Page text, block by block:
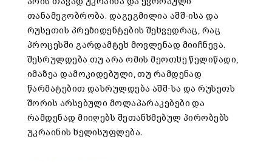
თანამეგობრობა. დაგეგმილია აშშ-ისა და
რუსეთის პრეზიდენტების შეხვედრაც, რაც
პროცესში გარდამტეხ მოვლენად მიიჩნევა.
შესრულდება თუ არა ომის მეოთხე წელიწადი,
იმაზეა დამოკიდებული, თუ რამდენად
წარმატებით დასრულდება აშშ-სა და რუსეთს
შორის არსებული მოლაპარაკებები და
რამდენად მიიღებს შეთანხმებულ პირობებს
უკრაინის ხელისუფლება.